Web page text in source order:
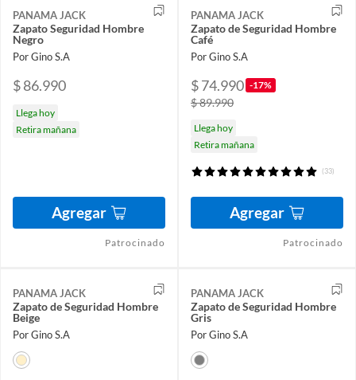
PANAMA JACK
Zapato Seguridad Hombre
Negro
Por Gino S.A
$ 86.990
Llega hoy
Retira mañana
Agregar
Patrocinado
PANAMA JACK
Zapato de Seguridad Hombre
Café
Por Gino S.A
$ 74.990 -17%
$ 89.990
Llega hoy
Retira mañana
(33)
Agregar
Patrocinado
PANAMA JACK
Zapato de Seguridad Hombre
Beige
Por Gino S.A
PANAMA JACK
Zapato de Seguridad Hombre
Gris
Por Gino S.A